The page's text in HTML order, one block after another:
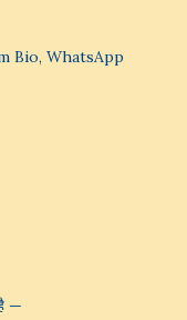
Bio, WhatsApp
—